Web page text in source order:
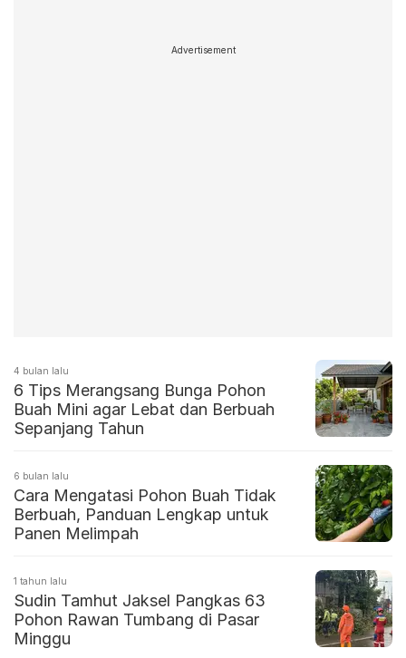
Advertisement
4 bulan lalu
6 Tips Merangsang Bunga Pohon
Buah Mini agar Lebat dan Berbuah
Sepanjang Tahun
6 bulan lalu
Cara Mengatasi Pohon Buah Tidak
Berbuah, Panduan Lengkap untuk
Panen Melimpah
1 tahun lalu
Sudin Tamhut Jaksel Pangkas 63
Pohon Rawan Tumbang di Pasar
Minggu